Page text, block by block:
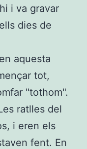
i va gravar
dies de
aquesta
tot,
"tothom".
ratlles del
i eren els
fent. En